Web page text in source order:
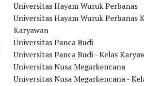
Universitas Hayam Wuruk Perbanas
Universitas Hayam Wuruk Perbanas
Karyawan
Universitas Panca Budi
Universitas Panca Budi - Kelas
Universitas Nusa Megarkencana
Universitas Nusa Megarkencana -